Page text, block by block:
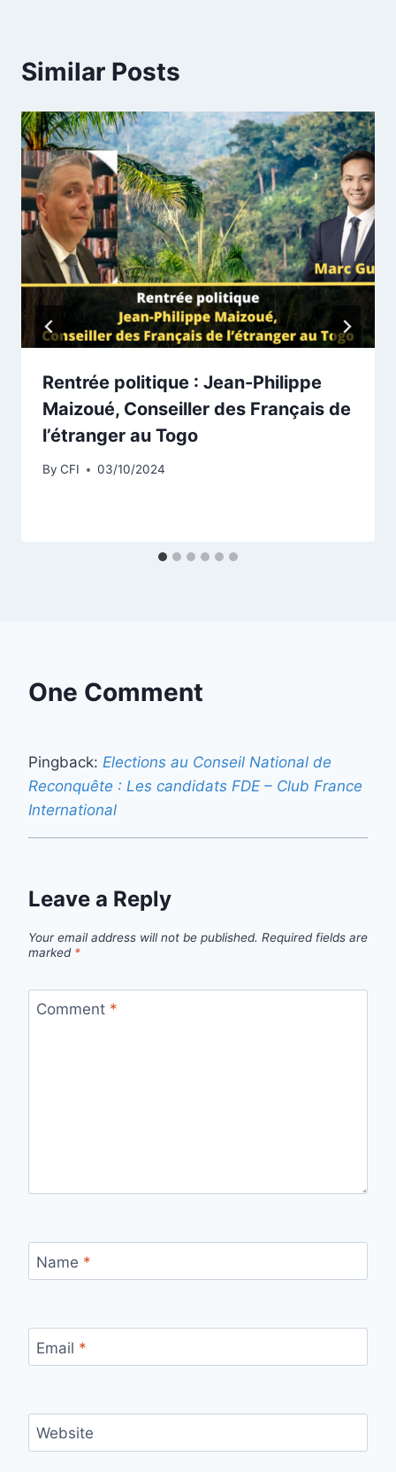
Similar Posts
Rentrée politique : Jean-Philippe
Maizoué, Conseiller des Français de
l’étranger au Togo
By CFI 03/10/2024
One Comment
Pingback: Elections au Conseil National de
Reconquête : Les candidats FDE – Club France
International
Leave a Reply
Your email address will not be published. Required fields are
marked *
Comment *
Name *
Email *
Website